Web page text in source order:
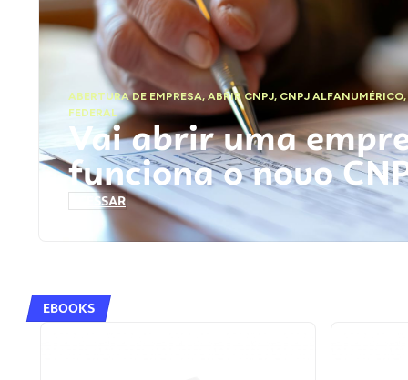
ABERTURA DE EMPRESA,ABRIR CNPJ, CNPJ ALFANUMÉRICO,
FEDERAL
Vai abrir uma
funciona o novo
ACESSAR
EBOOKS